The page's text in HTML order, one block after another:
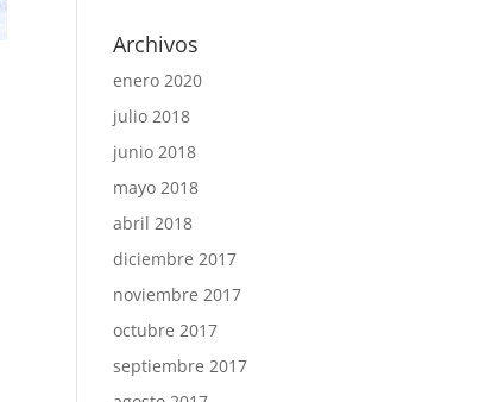
Archivos
enero 2020
julio 2018
junio 2018
mayo 2018
abril 2018
diciembre 2017
noviembre 2017
octubre 2017
septiembre 2017